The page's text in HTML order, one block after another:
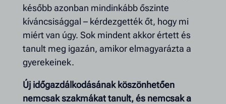
később azonban mindinkább őszinte
kíváncsisággal – kérdezgették őt, hogy mi
miért van úgy. Sok mindent akkor értett és
tanult meg igazán, amikor elmagyarázta a
gyerekeinek.
Új időgazdálkodásának köszönhetően
nemcsak szakmákat tanult, és nemcsak a